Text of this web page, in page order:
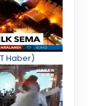
Haber)